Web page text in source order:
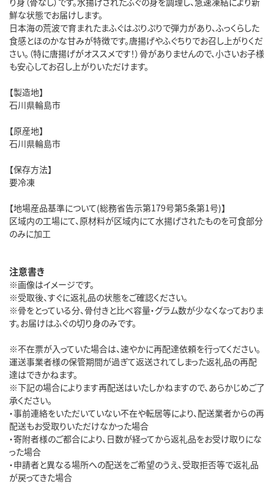
鮮な状態でお届けします。
日本海の荒波で育まれたまふぐはぷりぷりで弾力があり、ふっくらした
食感とほのかな甘みが特徴です。唐揚げやふぐちりでお召し上がりくだ
さい。（特に唐揚げがオススメです！）骨がありませんので、小さいお子様
も安心してお召し上がりいただけます。
【製造地】
石川県輪島市
【原産地】
石川県輪島市
【保存方法】
要冷凍
【地場産品基準について(総務省告示第179号第5条第1号)】
区域内の工場にて、原材料が区域内にて水揚げされたものを可食部分
のみに加工
注意書き
※画像はイメージです。
※受取後、すぐに返礼品の状態をご確認ください。
※骨をとっている分、骨付きと比べ容量・グラム数が少なくなっておりま
す。お届けはふぐの切り身のみです。
※不在票が入っていた場合は、速やかに再配達依頼を行ってください。
運送事業者様の保管期間が過ぎて返送されてしまった返礼品の再配
達はできかねます。
※下記の場合によります再配送はいたしかねますので、あらかじめご了
承ください。
・事前連絡をいただいていない不在や転居等により、配送業者からの再
配送もお受取りいただけなかった場合
・寄附者様のご都合により、日数が経ってから返礼品をお受け取りにな
った場合
・申請者と異なる場所への配送をご希望のうえ、受取拒否等で返礼品
が戻ってきた場合